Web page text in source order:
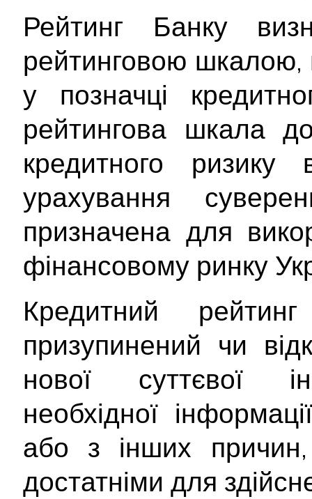
Рейтинг Банку
рейтинговою шкалою,
у позначці
рейтингова шкала
кредитного ризику
урахування
призначена для
фінансовому ринку
Кредитний
призупинений чи
нової суттєвої
необхідної
або з інших причин,
достатніми для